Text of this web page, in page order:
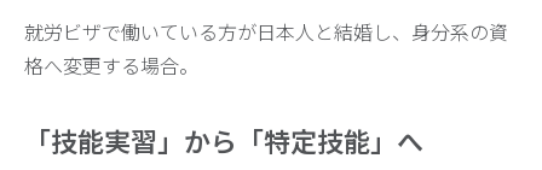
就労ビザで働いている方が日本人と結婚し、身分系の資
格へ変更する場合。
「技能実習」から「特定技能」へ